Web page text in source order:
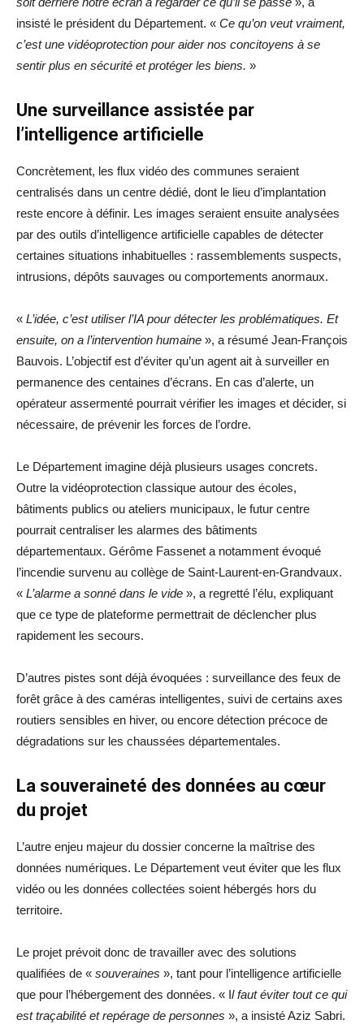
insisté le président du Département. « Ce qu’on veut vraiment,
c’est une vidéoprotection pour aider nos concitoyens à se
sentir plus en sécurité et protéger les biens. »
Une surveillance assistée par
l’intelligence artificielle
Concrètement, les flux vidéo des communes seraient
centralisés dans un centre dédié, dont le lieu d’implantation
reste encore à définir. Les images seraient ensuite analysées
par des outils d’intelligence artificielle capables de détecter
certaines situations inhabituelles : rassemblements suspects,
intrusions, dépôts sauvages ou comportements anormaux.
« L’idée, c’est utiliser l’IA pour détecter les problématiques. Et
ensuite, on a l’intervention humaine », a résumé Jean-François
Bauvois. L’objectif est d’éviter qu’un agent ait à surveiller en
permanence des centaines d’écrans. En cas d’alerte, un
opérateur assermenté pourrait vérifier les images et décider, si
nécessaire, de prévenir les forces de l’ordre.
Le Département imagine déjà plusieurs usages concrets.
Outre la vidéoprotection classique autour des écoles,
bâtiments publics ou ateliers municipaux, le futur centre
pourrait centraliser les alarmes des bâtiments
départementaux. Gérôme Fassenet a notamment évoqué
l’incendie survenu au collège de Saint-Laurent-en-Grandvaux.
« L’alarme a sonné dans le vide », a regretté l’élu, expliquant
que ce type de plateforme permettrait de déclencher plus
rapidement les secours.
D’autres pistes sont déjà évoquées : surveillance des feux de
forêt grâce à des caméras intelligentes, suivi de certains axes
routiers sensibles en hiver, ou encore détection précoce de
dégradations sur les chaussées départementales.
La souveraineté des données au cœur
du projet
L’autre enjeu majeur du dossier concerne la maîtrise des
données numériques. Le Département veut éviter que les flux
vidéo ou les données collectées soient hébergés hors du
territoire.
Le projet prévoit donc de travailler avec des solutions
qualifiées de « souveraines », tant pour l’intelligence artificielle
que pour l’hébergement des données. « Il faut éviter tout ce qui
est traçabilité et repérage de personnes », a insisté Aziz Sabri.